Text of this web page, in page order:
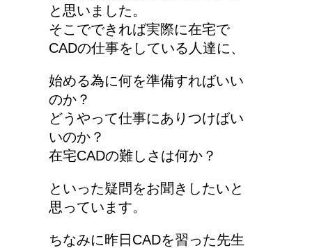
と思いました。
そこでできれば実際に在宅で
CADの仕事をしている人達に、
始める為に何を準備すればいい
のか？
どうやって仕事にありつけばい
いのか？
在宅CADの難しさは何か？
といった疑問をお聞きしたいと
思っています。
ちなみに昨日CADを習った先生